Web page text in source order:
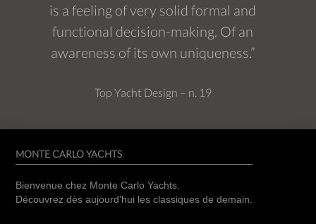
is a feeling of very solid formal and
functional decision-making. Of an
awareness of its own uniqueness.”
Top Yacht Design – n. 19
MONTE CARLO YACHTS
Bienvenue chez Monte Carlo Yachts.
Découvrez dès aujourd'hui les classiques de demain.